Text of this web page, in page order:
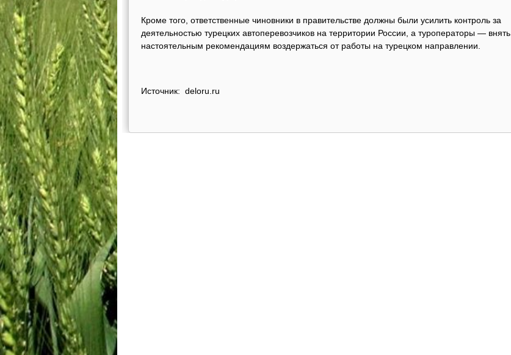
Кроме того, ответственные чиновники в правительстве должны были усилить контроль за
деятельностью турецких автоперевозчиков на территории России, а туроператоры — внять
настоятельным рекомендациям воздержаться от работы на турецком направлении.
Источник: deloru.ru